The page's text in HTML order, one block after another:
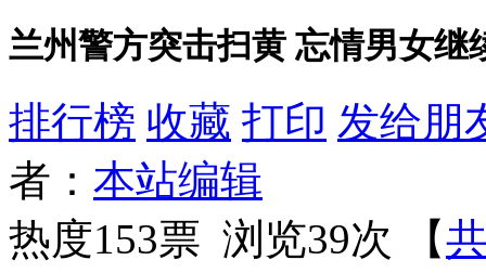
兰州警方突击扫黄 忘情男女继
排行榜 收藏 打印 发给朋
者： 本站编辑
热度153票 浏览39次 【